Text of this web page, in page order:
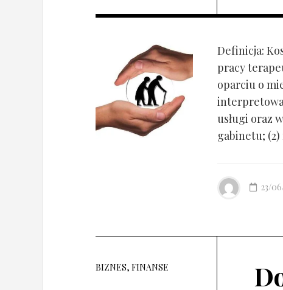
Definicja:
pracy
oparciu o
usługi oraz
gabinetu; (2)
23/
BIZNES, FINANSE